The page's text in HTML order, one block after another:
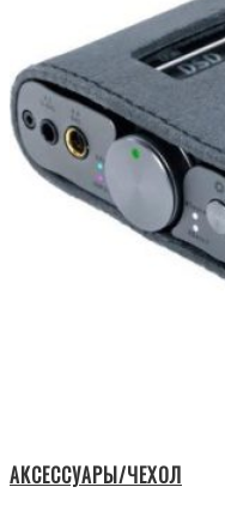
АКСЕССУАРЫ/ЧЕХОЛ